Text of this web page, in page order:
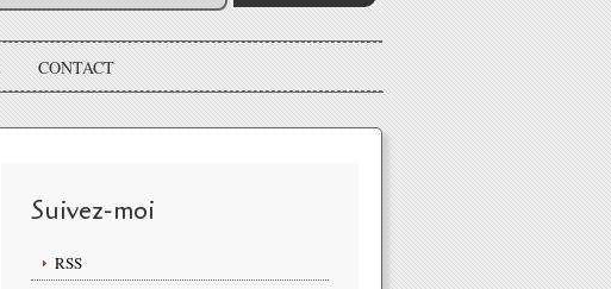
CONTACT
Suivez-moi
RSS